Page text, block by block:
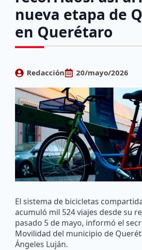
nueva etapa de
en Querétaro
Redacción 20/mayo/2026
El sistema de bicicletas
acumuló mil 524 viajes desde su
pasado 5 de mayo, informó el
Movilidad del municipio de
Ángeles Luján.